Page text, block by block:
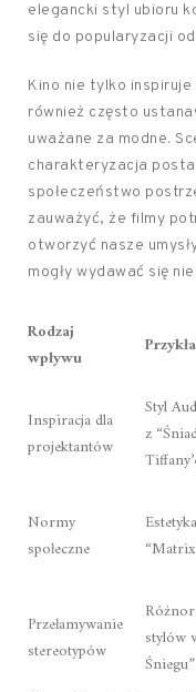
elegancki styl ubioru
się do popularyzacji
Kino nie tylko
również często
uważane za modne.
charakteryzacja
społeczeństwo
zauważyć, że filmy
otworzyć nasze
mogły wydawać się
Rodzaj
wpływu
Inspiracja dla
projektantów
Styl
z
Normy
społeczne
Przełamywanie
stereotypów
stylów
Śniegu”